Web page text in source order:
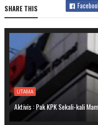
SHARE THIS
UTAMA
Aktivis : Pak KPK Sekali-kali